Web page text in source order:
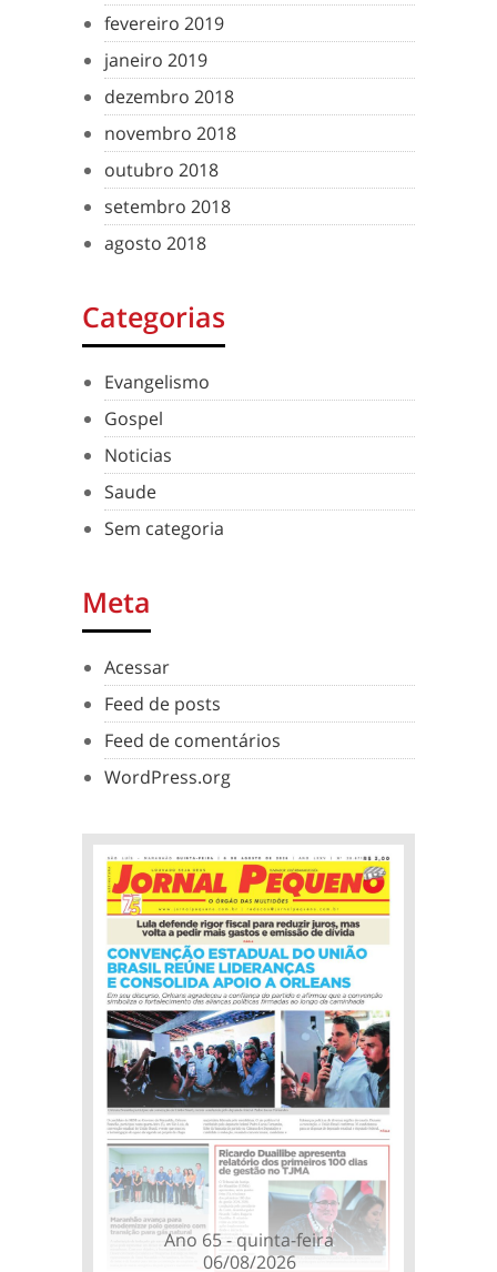
fevereiro 2019
janeiro 2019
dezembro 2018
novembro 2018
outubro 2018
setembro 2018
agosto 2018
Categorias
Evangelismo
Gospel
Noticias
Saude
Sem categoria
Meta
Acessar
Feed de posts
Feed de comentários
WordPress.org
Ano 65 - quinta-feira
06/08/2026